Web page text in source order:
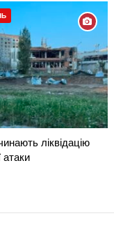
ліквідацію
атаки